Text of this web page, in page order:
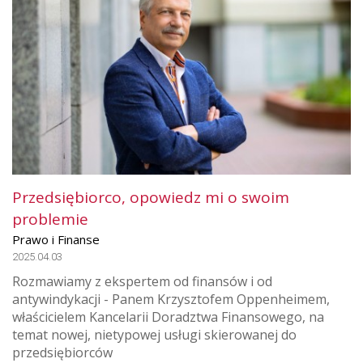
Przedsiębiorco, opowiedz mi o swoim
problemie
Prawo i Finanse
2025.04.03
Rozmawiamy z ekspertem od finansów i od
antywindykacji - Panem Krzysztofem Oppenheimem,
właścicielem Kancelarii Doradztwa Finansowego, na
temat nowej, nietypowej usługi skierowanej do
przedsiębiorców